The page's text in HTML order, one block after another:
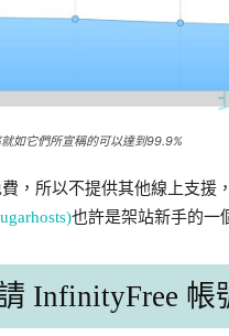
如它們所宣稱的可以達到99.9%
，所以不提供其他線上支援
也許是架站新手的一
InfinityFree 帳